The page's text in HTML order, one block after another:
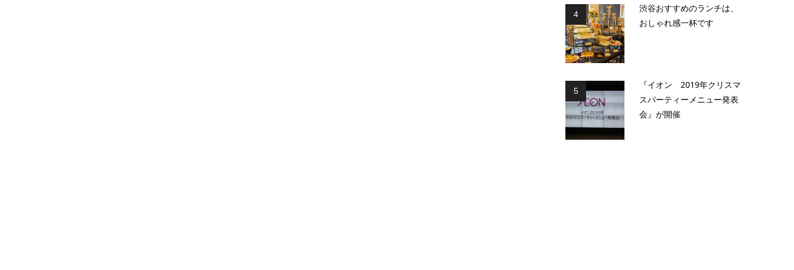
4
渋谷おすすめのランチは、
おしゃれ感一杯です
5
『イオン 2019年クリスマ
スパーティーメニュー発表
会』が開催